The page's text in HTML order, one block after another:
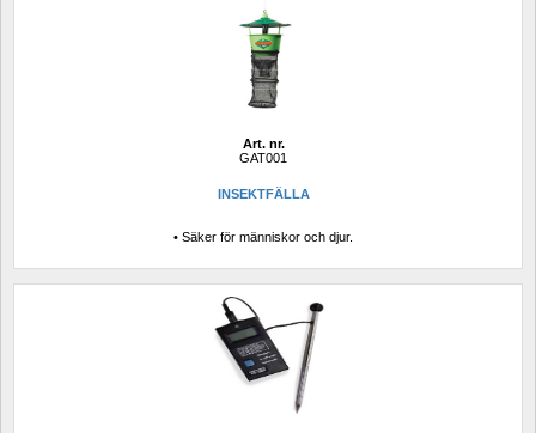
Art. nr.
GAT001
INSEKTFÄLLA
• Säker för människor och djur.